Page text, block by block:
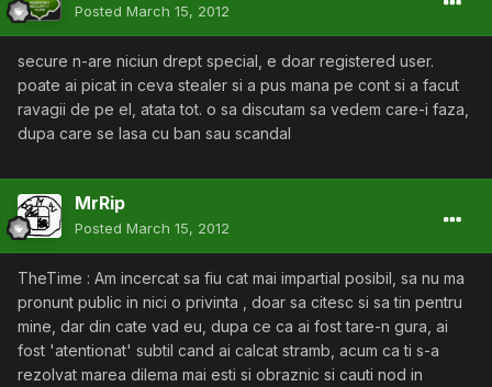
Posted March 15, 2012
secure n-are niciun drept special, e doar registered user.
poate ai picat in ceva stealer si a pus mana pe cont si a facut
ravagii de pe el, atata tot. o sa discutam sa vedem care-i faza,
dupa care se lasa cu ban sau scandal
MrRip
Posted March 15, 2012
TheTime : Am incercat sa fiu cat mai impartial posibil, sa nu ma
pronunt public in nici o privinta , doar sa citesc si sa tin pentru
mine, dar din cate vad eu, dupa ce ca ai fost tare-n gura, ai
fost 'atentionat' subtil cand ai calcat stramb, acum ca ti s-a
rezolvat marea dilema mai esti si obraznic si cauti nod in